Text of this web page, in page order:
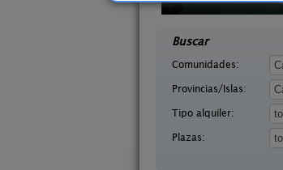
Buscar
Comunidades:
Provincias/Islas:
Tipo alquiler:
Plazas: